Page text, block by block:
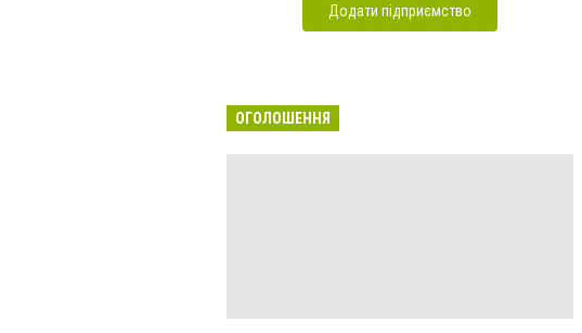
Додати підприємство
ОГОЛОШЕННЯ